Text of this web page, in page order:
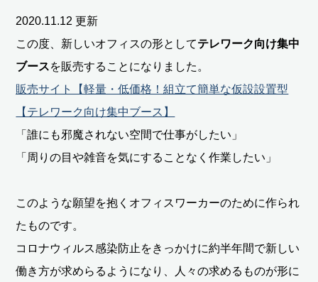
2020.11.12 更新
この度、新しいオフィスの形としてテレワーク向け集中
ブースを販売することになりました。
販売サイト【軽量・低価格！組立て簡単な仮設設置型
【テレワーク向け集中ブース】
「誰にも邪魔されない空間で仕事がしたい」
「周りの目や雑音を気にすることなく作業したい」
このような願望を抱くオフィスワーカーのために作られ
たものです。
コロナウィルス感染防止をきっかけに約半年間で新しい
働き方が求めらるようになり、人々の求めるものが形に